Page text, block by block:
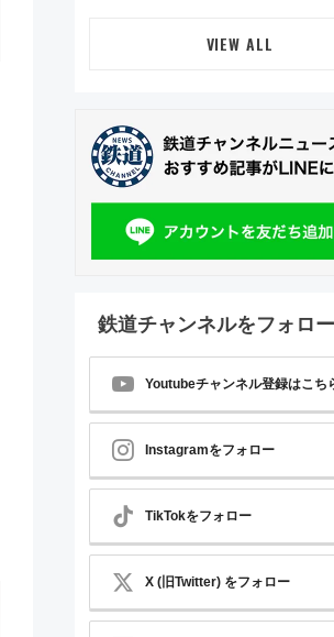
【2026年8月】
VIEW ALL
鉄道チャンネルをフォロー
Youtubeチャンネル登録はこち
Instagramをフォロー
TikTokをフォロー
X (旧Twitter) をフォロー